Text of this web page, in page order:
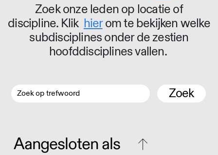
Zoek onze leden op locatie of
discipline. Klik hierom te bekijken welke
subdisciplines onder de zestien
hoofddisciplines vallen.
Zoek
Aangesloten als